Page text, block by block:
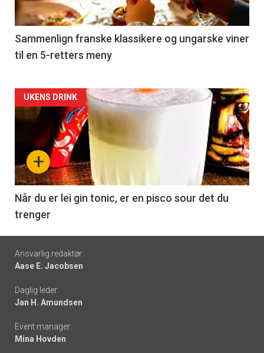
-
5
Sammenlign franske klassikere og ungarske viner
til en 5-retters meny
Forsiden
akkurat
nå
-
6
+
UKENS DRINK
Når du er lei gin tonic, er en pisco sour det du
trenger
Footer
-
links
Ansvarlig redaktør:
Aase E. Jacobsen
Daglig leder:
Jan H. Amundsen
Event manager:
Mina Hovden